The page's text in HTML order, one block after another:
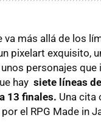
va más allá de los
pixelart exquisito,
personajes que
hay siete líneas
13 finales. Una cita
el RPG Made in